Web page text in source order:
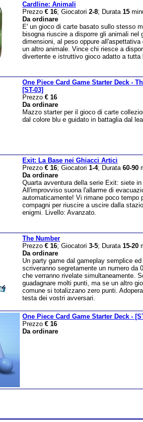
Cardline: Animali
Prezzo € 16; Giocatori 2-8; Durata 15
Da ordinare
E' un gioco di carte basato sullo stesso
bisogna riuscire a disporre gli animali nel
dimensioni, al peso oppure
un altro animale. Vince chi riesce a
divertente e istruttivo gioco adatto a tutta
One Piece Card Game Starter Deck -
[ST-03]
Prezzo € 16
Da ordinare
Mazzo starter per il gioco di carte
dal colore blu e guidato in battaglia dal
Exit: La Base nei Ghiacci Artici
Prezzo € 16; Giocatori 1-4; Durata 60-90
Da ordinare
Quarta avventura della serie Exit: siete
All'improvviso suona l'allarme di
automaticamente! Vi rimane poco tempo
compagni per riuscire a uscire dalla
enigmi. Livello: Avanzato.
The Number
Prezzo € 16; Giocatori 3-5; Durata 15-20
Da ordinare
Un party game dal gameplay semplice
scriveranno segretamente un numero da
che verranno rivelate simultaneamente.
guadagnare molti punti, ma se un altro
comune si totalizzano zero punti.
testa dei vostri avversari.
One Piece Card Game Starter Deck -
Prezzo € 16
Da ordinare